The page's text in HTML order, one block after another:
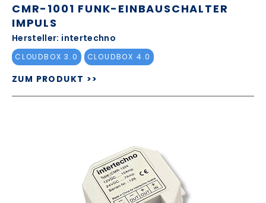
CMR-1001 FUNK-EINBAUSCHALTER
IMPULS
Hersteller: intertechno
CLOUDBOX 3.0 CLOUDBOX 4.0
ZUM PRODUKT >>